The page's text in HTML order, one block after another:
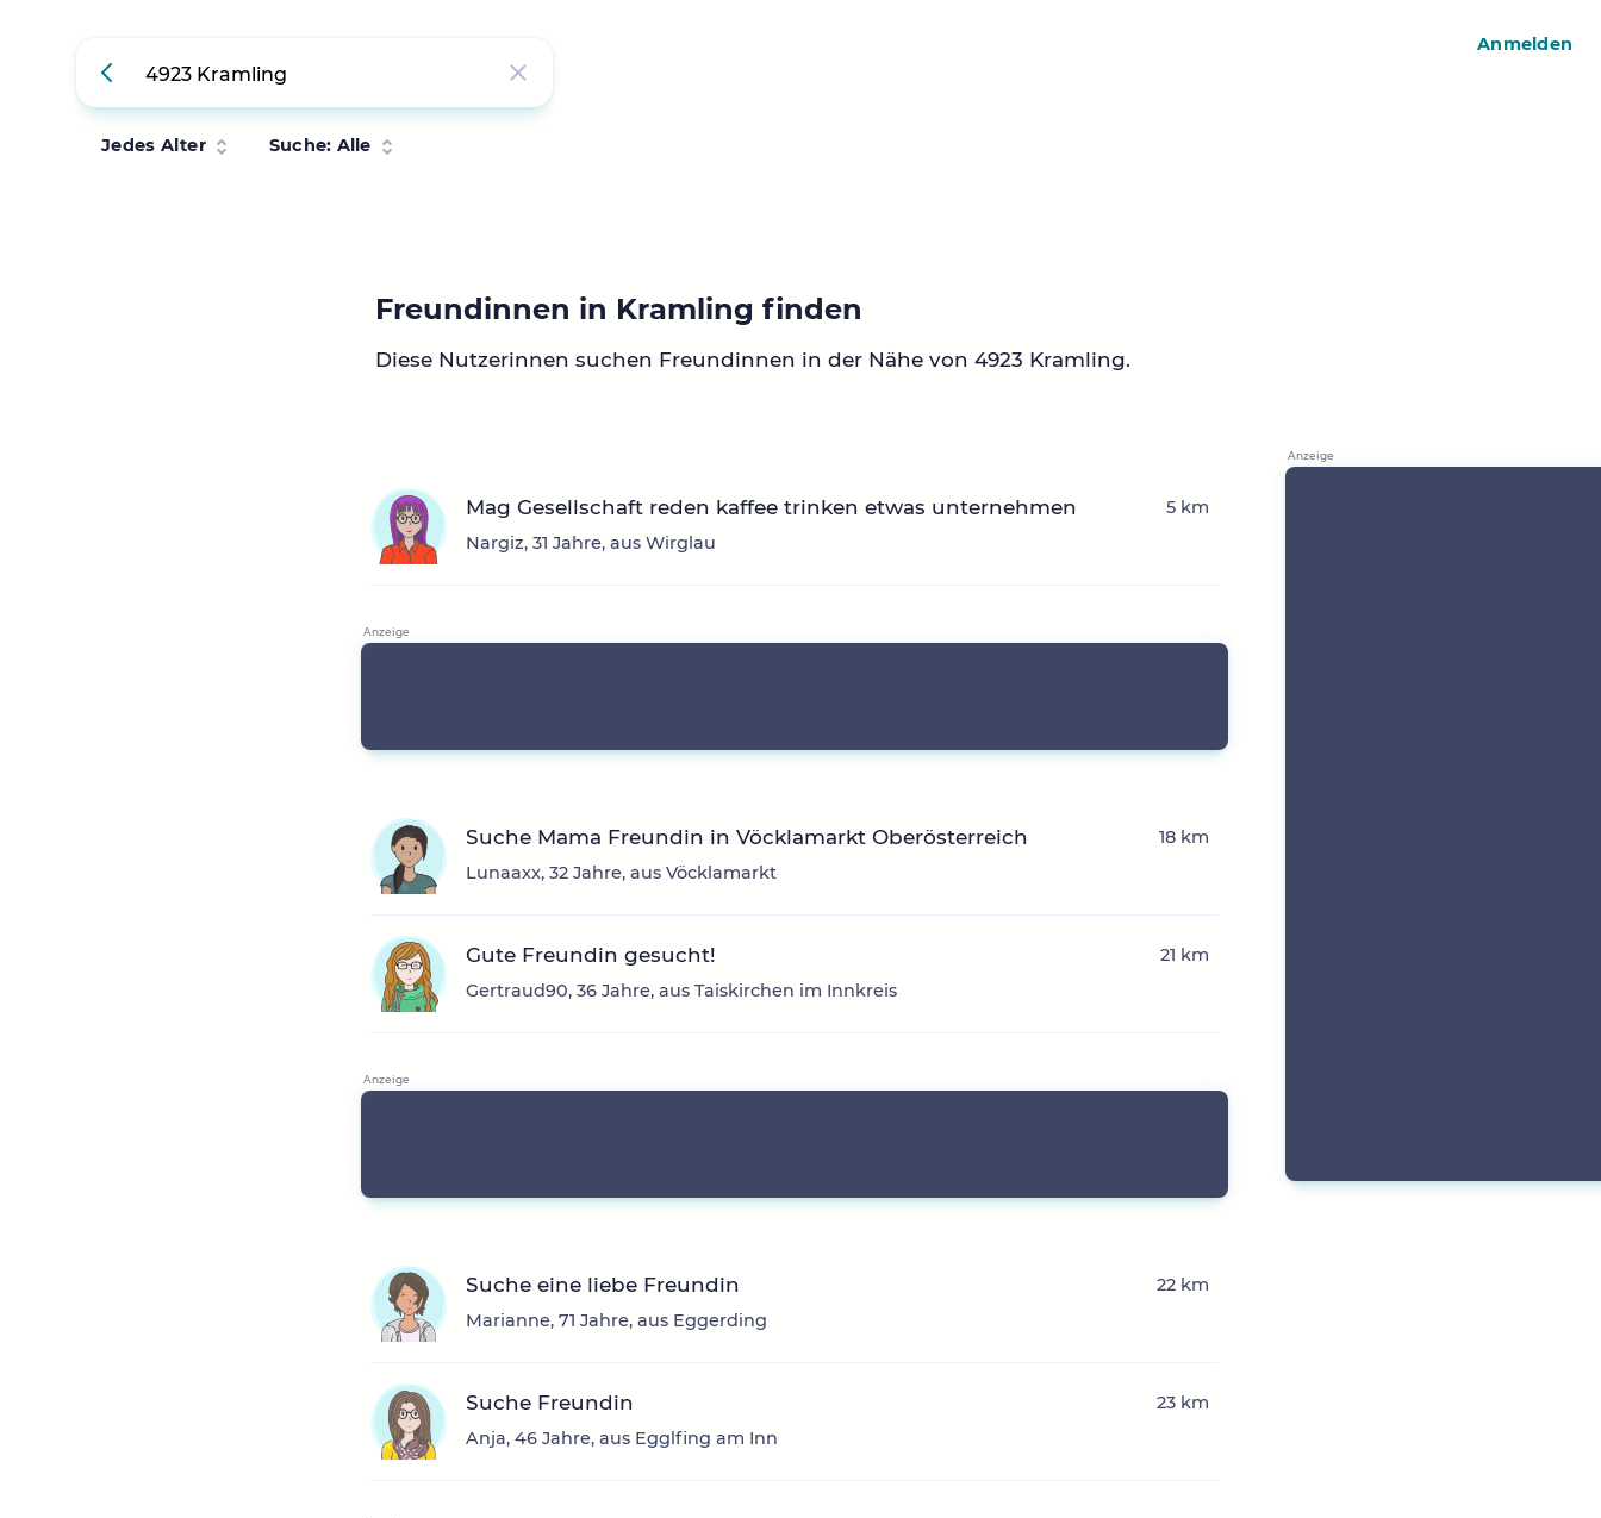
Jedes Alter Suche: Alle
Freundinnen in Kramling finden
Diese Nutzerinnen suchen Freundinnen in der Nähe von 4923 Kramling.
Mag Gesellschaft reden kaffee trinken etwas unternehmen
Nargiz, 31 Jahre, aus Wirglau
5 km
Suche Mama Freundin in Vöcklamarkt Oberösterreich
Lunaaxx, 32 Jahre, aus Vöcklamarkt
18 km
Gute Freundin gesucht!
Gertraud90, 36 Jahre, aus Taiskirchen im Innkreis
21 km
Suche eine liebe Freundin
Marianne, 71 Jahre, aus Eggerding
22 km
Suche Freundin
Anja, 46 Jahre, aus Egglfing am Inn
23 km
Anmelden